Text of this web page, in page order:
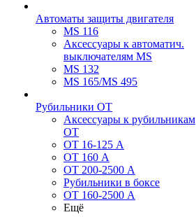
Автоматы защиты двигателя
MS 116
Аксессуары к автоматич.
выключателям MS
MS 132
MS 165/MS 495
Рубильники ОТ
Аксессуары к рубильникам
OT
OT 16-125 А
OT 160 А
OT 200-2500 А
Рубильники в боксе
OT 160-2500 А
Ещё